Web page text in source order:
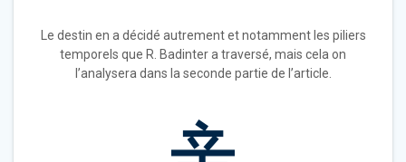
Le destin en a décidé autrement et notamment les piliers
temporels que R. Badinter a traversé, mais cela on
l’analysera dans la seconde partie de l’article.